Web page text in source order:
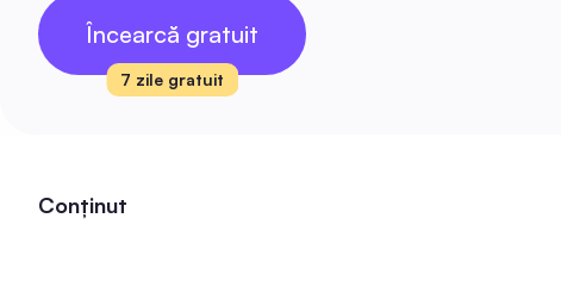
Încearcă gratuit
7 zile gratuit
Conținut